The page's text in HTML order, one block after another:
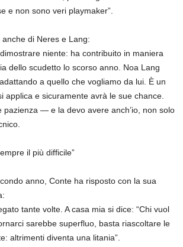
e non sono veri playmaker”.
di Neres e Lang:
niente: ha contribuito in maniera
dello scudetto lo scorso anno. Noa Lang
a quello che vogliamo da lui. È un
applica e sicuramente avrà le sue chance.
pazienza — e la devo avere anch’io, non solo
il più difficile”
anno, Conte ha risposto con la sua
tante volte. A casa mia si dice: “Chi vuol
sarebbe superfluo, basta riascoltare le
altrimenti diventa una litania”.